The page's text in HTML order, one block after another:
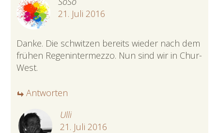
21. Juli 2016
Danke. Die schwitzen bereits wieder nach dem
frühen Regenintermezzo. Nun sind wir in Chur-
West.
Antworten
Ulli
21. Juli 2016